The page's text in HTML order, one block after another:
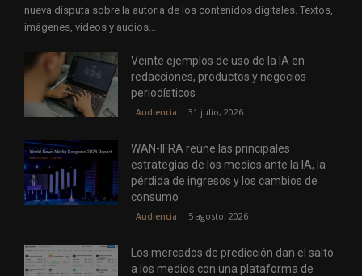
nueva disputa sobre la autoría de los contenidos digitales. Textos,
imágenes, vídeos y audios...
Veinte ejemplos de uso de la IA en
redacciones, productos y negocios
periodísticos
Audiencia 31 julio, 2026
WAN-IFRA reúne las principales
estrategias de los medios ante la IA, la
pérdida de ingresos y los cambios de
consumo
Audiencia 5 agosto, 2026
Los mercados de predicción dan el salto
a los medios con una plataforma de